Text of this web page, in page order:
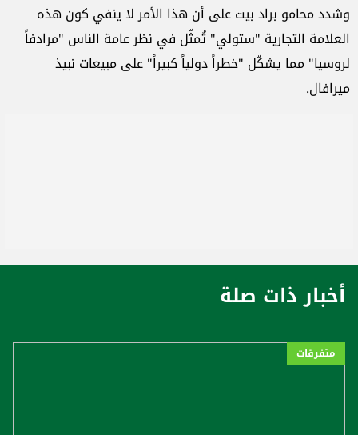
وشدد محامو براد بيت على أن هذا الأمر لا ينفي كون هذه
العلامة التجارية "ستولي" تُمثّل في نظر عامة الناس "مرادفاً
لروسيا" مما يشكّل "خطراً دولياً كبيراً" على مبيعات نبيذ
ميرافال.
أخبار ذات صلة
متفرقات